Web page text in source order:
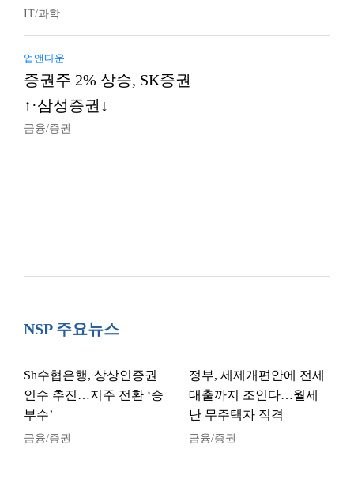
IT/과학
업앤다운
증권주 2% 상승, SK증권
↑·삼성증권↓
금융/증권
NSP 주요뉴스
Sh수협은행, 상상인증권
인수 추진…지주 전환 ‘승
부수’
금융/증권
정부, 세제개편안에 전세
대출까지 조인다…월세
난 무주택자 직격
금융/증권